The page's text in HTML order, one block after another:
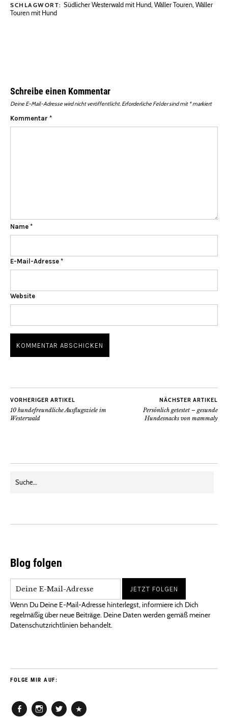
SCHLAGWORT: Südlicher Westerwald mit Hund,Wäller Touren,Wäller
Touren mit Hund
Schreibe einen Kommentar
Deine E-Mail-Adresse wird nicht veröffentlicht. Erforderliche Felder sind mit *markiert
Kommentar *
Name *
E-Mail-Adresse *
Website
VORHERIGER ARTIKEL
10 hundefreundliche Ausflugsziele im
Westerwald
NÄCHSTER ARTIKEL
Persönlich getestet – gesunde
Hundesnacks von mammaly
Blog folgen
Wenn Du Deine E-Mail-Adresse hinterlegst, informiere ich Dich
regelmäßig über neue Beiträge. Deine Daten werden gemäß meiner
Datenschutzrichtlinien behandelt.
FOLGE MIR AUF: